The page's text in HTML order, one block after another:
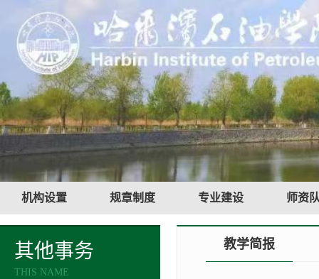
机构设置 规章制度 专业建设 师资
其他事务
THIS NAME
教学简报